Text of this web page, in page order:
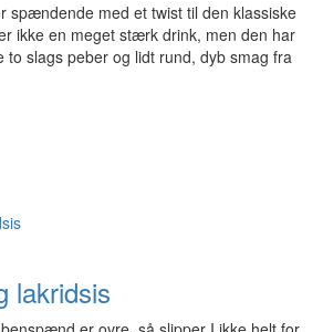
spændende med et twist til den klassiske
ikke en meget stærk drink, men den har
to slags peber og lidt rund, dyb smag fra
lakridsis